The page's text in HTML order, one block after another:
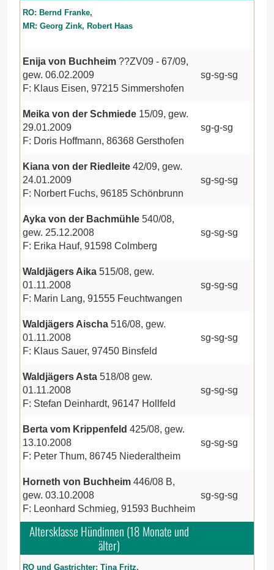
RO: Bernd Franke,
MR: Georg Zink, Robert Haas
Enija von Buchheim ??ZV09 - 67/09,
gew. 06.02.2009
F: Klaus Eisen, 97215 Simmershofen
sg-sg-sg
Meika von der Schmiede 15/09, gew.
29.01.2009
F: Doris Hoffmann, 86368 Gersthofen
sg-g-sg
Kiana von der Riedleite 42/09, gew.
24.01.2009
F: Norbert Fuchs, 96185 Schönbrunn
sg-sg-sg
Ayka von der Bachmühle 540/08,
gew. 25.12.2008
F: Erika Hauf, 91598 Colmberg
sg-sg-sg
Waldjägers Aika 515/08, gew.
01.11.2008
F: Marin Lang, 91555 Feuchtwangen
sg-sg-sg
Waldjägers Aischa 516/08, gew.
01.11.2008
F: Klaus Sauer, 97450 Binsfeld
sg-sg-sg
Waldjägers Asta 518/08 gew.
01.11.2008
F: Stefan Deinhardt, 96147 Hollfeld
sg-sg-sg
Berta vom Krippenfeld 425/08, gew.
13.10.2008
F: Peter Thum, 86745 Niederaltheim
sg-sg-sg
Horneth von Buchheim 446/08 B,
gew. 03.10.2008
F: Leonhard Schmieg, 91593 Buchheim
sg-sg-sg
Altersklasse Hündinnen (18 Monate und
älter)
RO und Gastrichter: Tina Fritz,